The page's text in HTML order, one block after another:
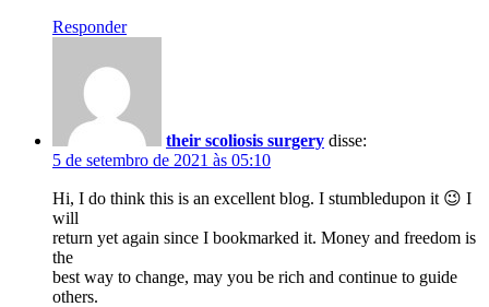
Responder
their scoliosis surgery disse:
5 de setembro de 2021 às 05:10
Hi, I do think this is an excellent blog. I stumbledupon it 😉 I
will
return yet again since I bookmarked it. Money and freedom is
the
best way to change, may you be rich and continue to guide
others.